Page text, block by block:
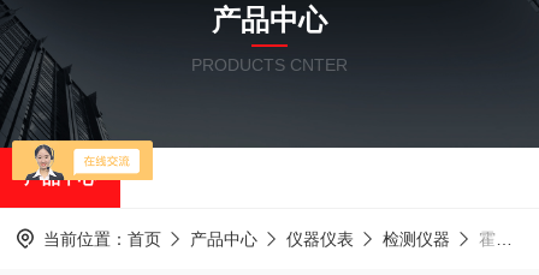
产品中心
PRODUCTS CNTER
产品中心
当前位置： 首页 产品中心 仪器仪表 检测仪器 霍尼韦尔四合一气体检测仪 Multipro多气体